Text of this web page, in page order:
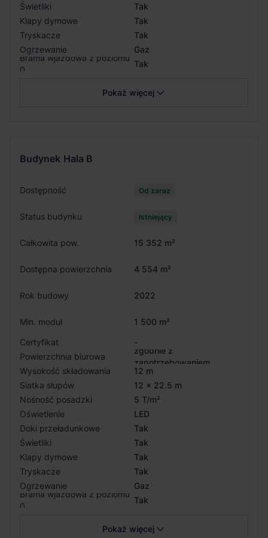
Świetliki
Tak
Klapy dymowe
Tak
Tryskacze
Tak
Ogrzewanie
Gaz
Brama wjazdowa z poziomu
0
Tak
Pokaż więcej
Budynek Hala B
Dostępność Od zaraz
Status budynku Istniejący
Całkowita pow. 15 352 m²
Dostępna powierzchnia 4 554 m²
Rok budowy 2022
Min. moduł
1 500 m²
Certyfikat
-
Powierzchnia biurowa
zgodnie z
zapotrzebowaniem
Wysokość składowania
12 m
Siatka słupów
12 x 22.5 m
Nośność posadzki
5 T/m²
Oświetlenie
LED
Doki przeładunkowe
Tak
Świetliki
Tak
Klapy dymowe
Tak
Tryskacze
Tak
Ogrzewanie
Gaz
Brama wjazdowa z poziomu
0
Tak
Pokaż więcej